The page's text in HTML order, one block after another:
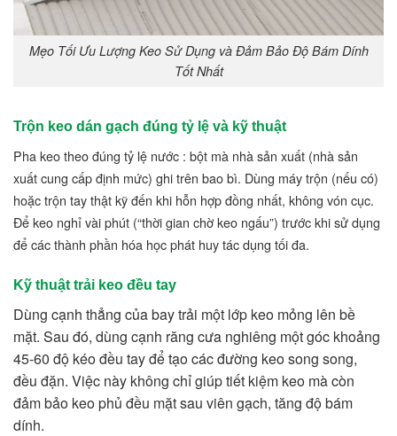
Mẹo Tối Ưu Lượng Keo Sử Dụng và Đảm Bảo Độ Bám Dính
Tốt Nhất
Trộn keo dán gạch đúng tỷ lệ và kỹ thuật
Pha keo theo đúng tỷ lệ nước : bột mà nhà sản xuất (nhà sản
xuấtcung cấpđịnh mức) ghi trên bao bì. Dùng máy trộn (nếu có)
hoặc trộn tay thật kỹ đến khi hỗn hợp đồng nhất, không vón cục.
Để keo nghỉ vài phút (“thời gian chờ keo ngấu”) trước khi sử dụng
để các thành phần hóa học phát huy tác dụng tối đa.
Kỹ thuật trải keo đều tay
Dùng cạnh thẳng của bay trải một lớp keo mỏng lên bề
mặt. Sau đó, dùng cạnh răng cưa nghiêng một góc khoảng
45-60 độ kéo đều tay để tạo các đường keo song song,
đều đặn. Việc này không chỉ giúp tiết kiệm keo mà còn
đảm bảo keo phủ đều mặt sau viên gạch, tăng độ bám
dính.